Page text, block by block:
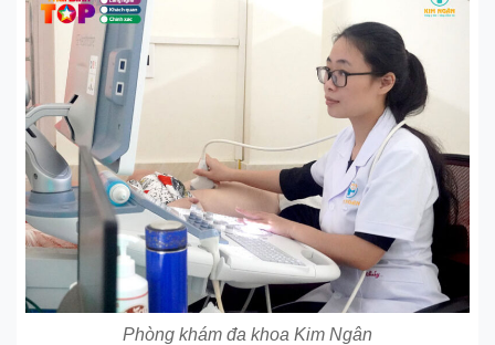
Phòng khám đa khoa Kim Ngân